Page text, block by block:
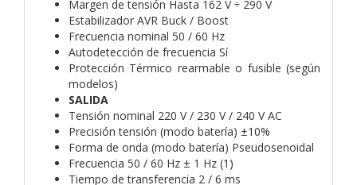
Margen de tensión Hasta 162 V ÷ 290 V
Estabilizador AVR Buck / Boost
Frecuencia nominal 50 / 60 Hz
Autodetección de frecuencia Sí
Protección Térmico rearmable o fusible (según
modelos)
SALIDA
Tensión nominal 220 V / 230 V / 240 V AC
Precisión tensión (modo batería) ±10%
Forma de onda (modo batería) Pseudosenoidal
Frecuencia 50 / 60 Hz ± 1 Hz (1)
Tiempo de transferencia 2 / 6 ms